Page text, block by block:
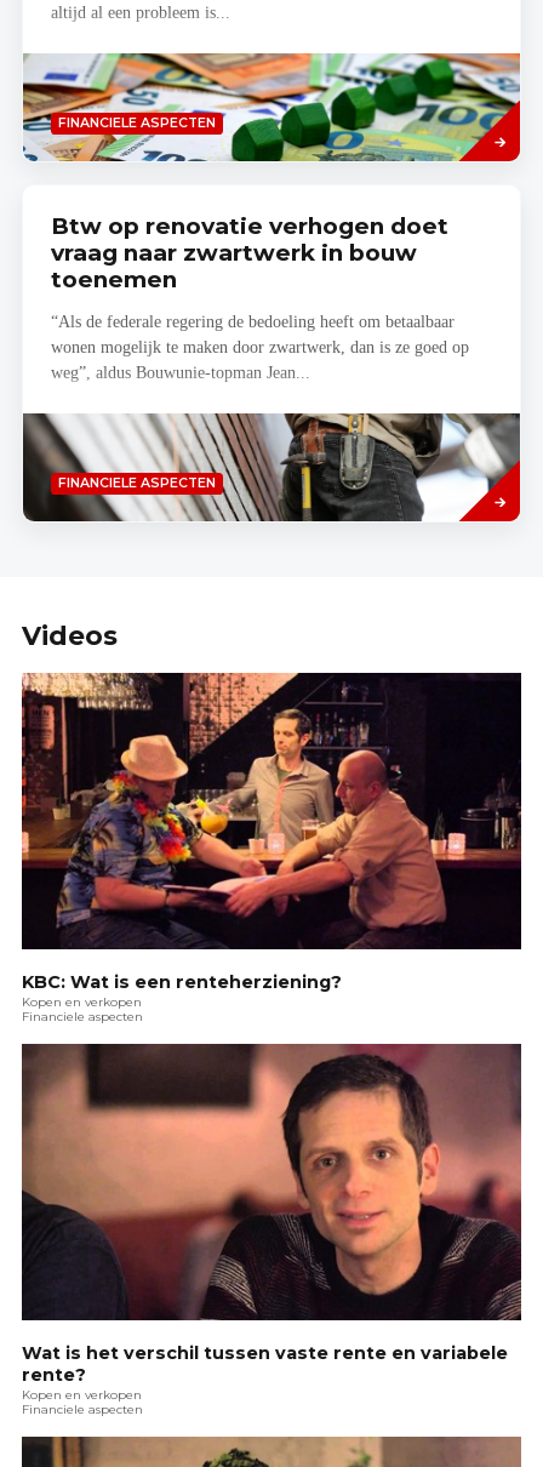
altijd al een probleem is...
FINANCIELE ASPECTEN
Lees
meer
Btw op renovatie verhogen doet
vraag naar zwartwerk in bouw
toenemen
“Als de federale regering de bedoeling heeft om betaalbaar
wonen mogelijk te maken door zwartwerk, dan is ze goed op
weg”, aldus Bouwunie-topman Jean...
FINANCIELE ASPECTEN
Lees
meer
Videos
KBC: Wat is een renteherziening?
Kopen en verkopen
Financiele aspecten
Wat is het verschil tussen vaste rente en variabele
rente?
Kopen en verkopen
Financiele aspecten